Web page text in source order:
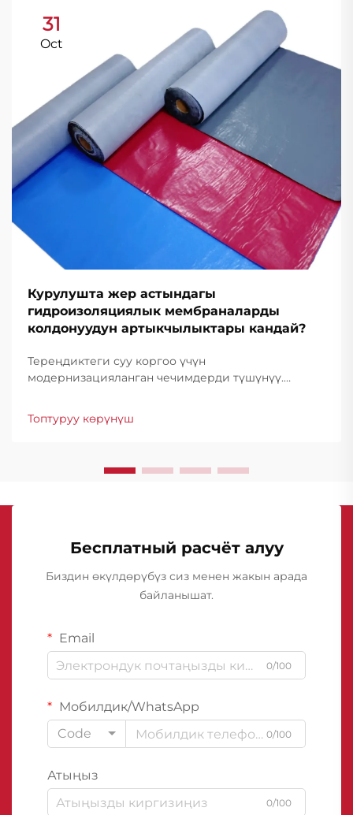
31
Oct
Курулушта жер астындагы
гидроизоляциялык мембраналарды
колдонуудун артыкчылыктары кандай?
Тереңдиктеги суу коргоо үчүн
модернизацияланган чечимдерди түшүнүү.
анда подвалды гидроизоляциялоочу
Топтуруу көрүнүш
Бесплатный расчёт алуу
Биздин өкүлдөрүбүз сиз менен жакын арада
байланышат.
Email
0/100
Мобилдик/WhatsApp
Code
0/100
Атыңыз
0/100